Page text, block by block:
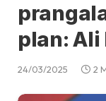
plan: Ali
24/03/2025 2